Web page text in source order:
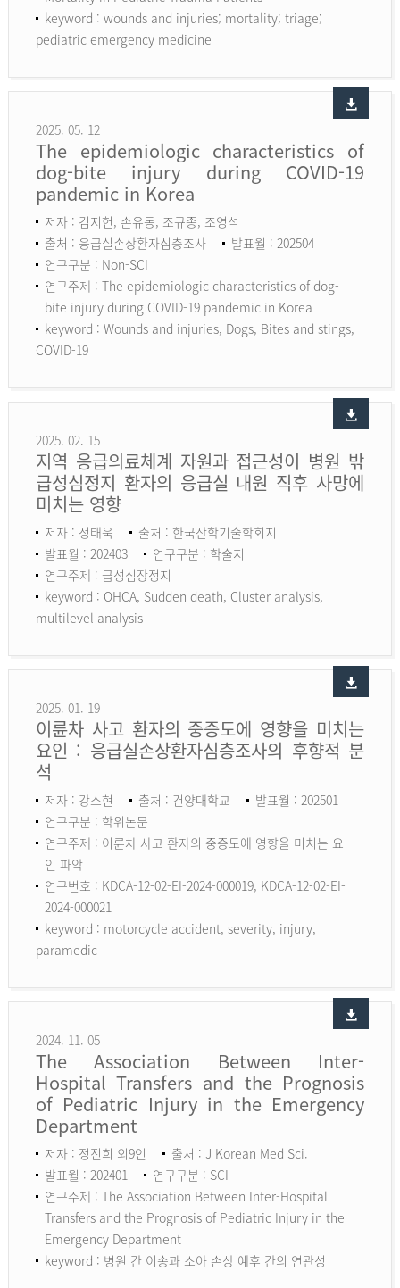
keyword : wounds and injuries; mortality; triage;
pediatric emergency medicine
2025. 05. 12
The epidemiologic characteristics of
dog-bite injury during COVID-19
pandemic in Korea
저자 : 김지헌, 손유동, 조규종, 조영석
출처 : 응급실손상환자심층조사
발표월 : 202504
연구구분 : Non-SCI
연구주제 : The epidemiologic characteristics of dog-
bite injury during COVID-19 pandemic in Korea
keyword : Wounds and injuries, Dogs, Bites and stings,
COVID-19
2025. 02. 15
지역 응급의료체계 자원과 접근성이 병원 밖
급성심정지 환자의 응급실 내원 직후 사망에
미치는 영향
저자 : 정태욱
출처 : 한국산학기술학회지
발표월 : 202403
연구구분 : 학술지
연구주제 : 급성심장정지
keyword : OHCA, Sudden death, Cluster analysis,
multilevel analysis
2025. 01. 19
이륜차 사고 환자의 중증도에 영향을 미치는
요인 : 응급실손상환자심층조사의 후향적 분
석
저자 : 강소현 출처 : 건양대학교
발표월 : 202501
연구구분 : 학위논문
연구주제 : 이륜차 사고 환자의 중증도에 영향을 미치는 요
인 파악
연구번호 : KDCA-12-02-EI-2024-000019, KDCA-12-02-EI-
2024-000021
keyword : motorcycle accident, severity, injury,
paramedic
2024. 11. 05
The Association Between Inter-
Hospital Transfers and the Prognosis
of Pediatric Injury in the Emergency
Department
저자 : 정진희 외9인
출처 : J Korean Med Sci.
발표월 : 202401
연구구분 : SCI
연구주제 : The Association Between Inter-Hospital
Transfers and the Prognosis of Pediatric Injury in the
Emergency Department
keyword : 병원 간 이송과 소아 손상 예후 간의 연관성